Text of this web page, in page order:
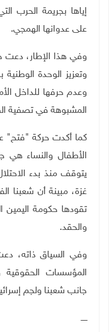
إياها بجريمة الحرب
على عدوانها الهمجي.
وفي هذا الإطار، دعت
وتعزيز الوحدة
وعدم حرفها للداخل
المشبوهة في تصفية
كما أكدت حركة "فتح"
الأطفال والنساء
يتوقف منذ بدء
غزة، مبينة أن شعبنا
تقودها حكومة اليمين
والحقد.
وفي السياق ذاته،
المؤسسات الحقوقية
جانب شعبنا ولجم
ـــــ